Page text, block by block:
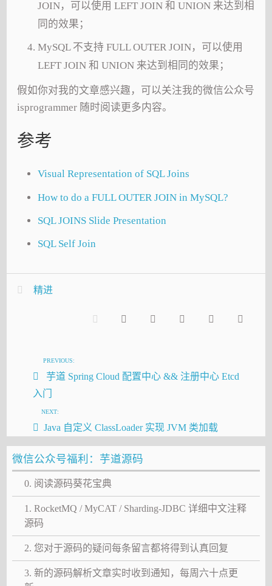
JOIN，可以使用 LEFT JOIN 和 UNION 来达到相
同的效果；
MySQL 不支持 FULL OUTER JOIN，可以使用
LEFT JOIN 和 UNION 来达到相同的效果；
假如你对我的文章感兴趣，可以关注我的微信公众号
isprogrammer 随时阅读更多内容。
参考
Visual Representation of SQL Joins
How to do a FULL OUTER JOIN in MySQL?
SQL JOINS Slide Presentation
SQL Self Join
精进
PREVIOUS:
芋道 Spring Cloud 配置中心 && 注册中心 Etcd
入门
NEXT:
Java 自定义 ClassLoader 实现 JVM 类加载
微信公众号福利：芋道源码
0. 阅读源码葵花宝典
1. RocketMQ / MyCAT / Sharding-JDBC 详细中文注释
源码
2. 您对于源码的疑问每条留言都将得到认真回复
3. 新的源码解析文章实时收到通知，每周六十点更